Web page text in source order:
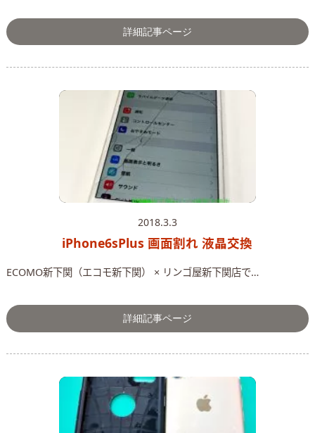
詳細記事ページ
2018.3.3
iPhone6sPlus 画面割れ 液晶交換
ECOMO新下関（エコモ新下関） × リンゴ屋新下関店で…
詳細記事ページ